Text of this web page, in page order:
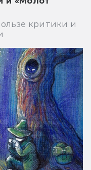
критики и